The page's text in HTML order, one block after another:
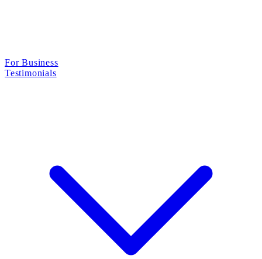
For Business
Testimonials